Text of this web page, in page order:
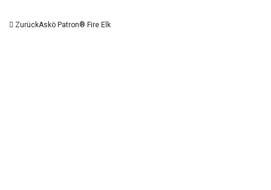
ZurückAskö Patron® Fire Elk